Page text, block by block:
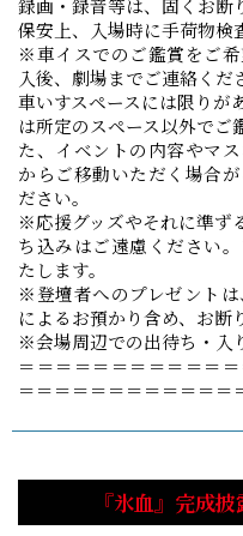
録画・録音等は、固くお断
保安上、入場時に手荷物検
※車イスでのご鑑賞をご
入後、劇場までご連絡くだ
車いすスペースには限りが
は所定のスペース以外でご
た、イベントの内容やマ
からご移動いただく場合
ださい。
※応援グッズやそれに準ず
ち込みはご遠慮ください
たします。
※登壇者へのプレゼント
によるお預かり含め、お断
※会場周辺での出待ち・入
＝＝＝＝＝＝＝＝＝＝＝
＝＝＝＝＝＝＝＝＝＝＝＝
『氷血』完成